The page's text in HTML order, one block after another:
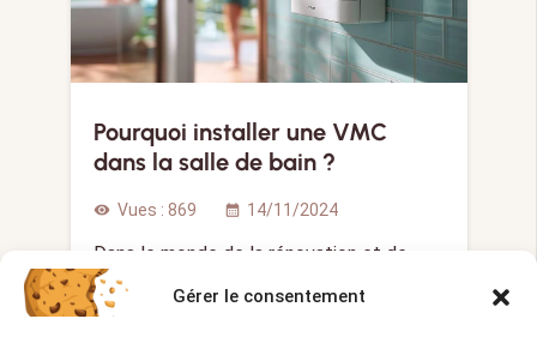
Gérer le consentement
Pourquoi installer une VMC
dans la salle de bain ?
visibility Vues : 869 calendar_month 14/11/2024
Dans le monde de la rénovation et de
l’amélioration de la…